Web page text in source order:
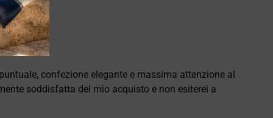
confezione elegante e massima attenzione al
soddisfatta del mio acquisto e non esiterei a